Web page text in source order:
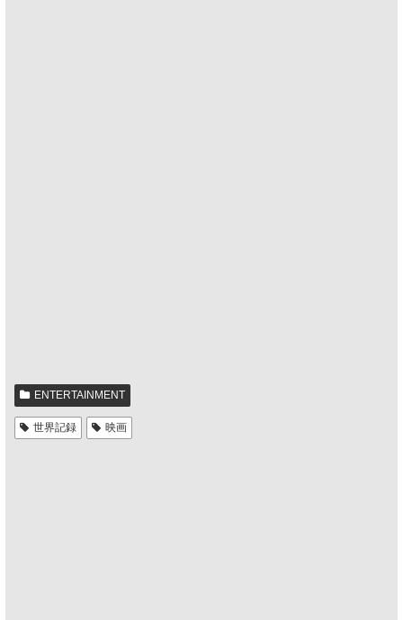
ENTERTAINMENT
世界記録 映画